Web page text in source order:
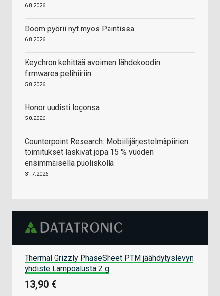
6.8.2026
Doom pyörii nyt myös Paintissa
6.8.2026
Keychron kehittää avoimen lähdekoodin
firmwarea pelihiiriin
5.8.2026
Honor uudisti logonsa
5.8.2026
Counterpoint Research: Mobiilijärjestelmäpiirien
toimitukset laskivat jopa 15 % vuoden
ensimmäisellä puoliskolla
31.7.2026
Thermal Grizzly PhaseSheet PTM jäähdytyslevyn
yhdiste Lämpöalusta 2 g
13,90 €